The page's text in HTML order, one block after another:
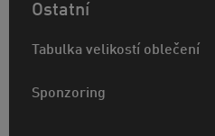
Ostatní
Tabulka velikostí oblečení
Sponzoring